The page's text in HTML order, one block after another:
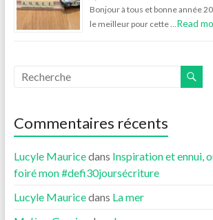
Bonjour à tous et bonne année
le meilleur pour cette … Read
Commentaires récents
Lucyle Mauricedans Inspiration et ennui,
foiré mon #defi30joursécriture
Lucyle Mauricedans La mer